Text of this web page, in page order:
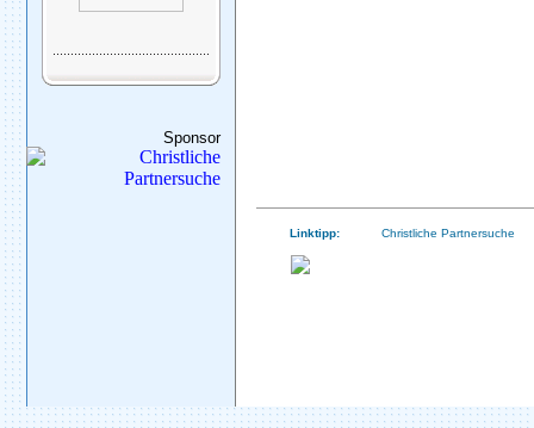
Sponsor
Linktipp: Christliche Partnersuche